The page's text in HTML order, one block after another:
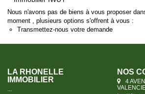
Nous n'avons pas de biens à vous proposer
moment , plusieurs options s'offrent à vous :
Transmettez-nous votre demande
LA RHONELLE
IMMOBILIER
...
NOS
4